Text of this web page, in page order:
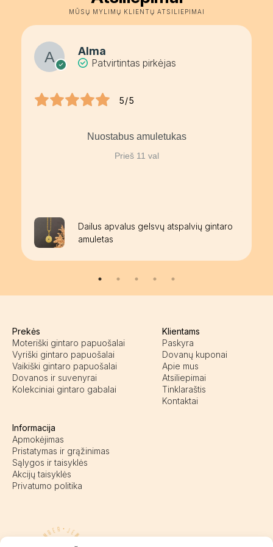
MŪSŲ MYLIMŲ KLIENTŲ ATSILIEPIMAI
Alma
Patvirtintas pirkėjas
5/5
Nuostabus amuletukas
Prieš 11 val
Dailus apvalus gelsvų atspalvių gintaro
amuletas
Prekės
Moteriški gintaro papuošalai
Vyriški gintaro papuošalai
Vaikiški gintaro papuošalai
Dovanos ir suvenyrai
Kolekciniai gintaro gabalai
Klientams
Paskyra
Dovanų kuponai
Apie mus
Atsiliepimai
Tinklaraštis
Kontaktai
Informacija
Apmokėjimas
Pristatymas ir grąžinimas
Sąlygos ir taisyklės
Akcijų taisyklės
Privatumo politika